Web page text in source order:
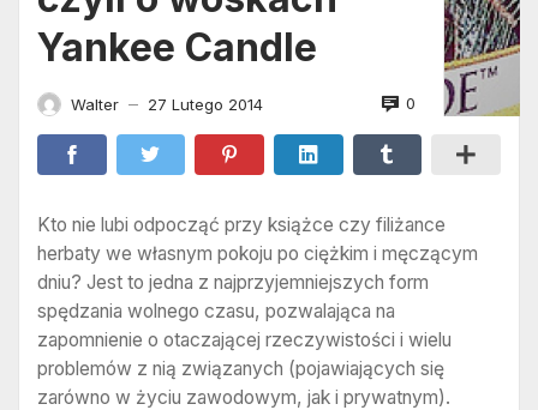
Yankee Candle
Walter — 27 Lutego 2014 0
Kto nie lubi odpocząć przy książce czy filiżance
herbaty we własnym pokoju po ciężkim i męczącym
dniu? Jest to jedna z najprzyjemniejszych form
spędzania wolnego czasu, pozwalająca na
zapomnienie o otaczającej rzeczywistości i wielu
problemów z nią związanych (pojawiających się
zarówno w życiu zawodowym, jak i prywatnym).